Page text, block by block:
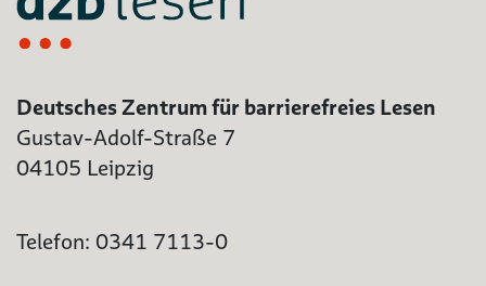
Deutsches Zentrum für barrierefreies Lesen
Gustav-Adolf-Straße 7
04105 Leipzig
Telefon: 0341 7113-0